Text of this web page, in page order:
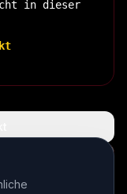
in dieser